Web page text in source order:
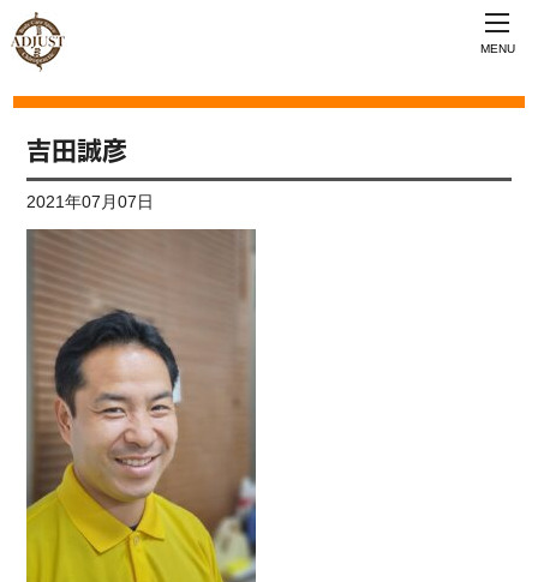
MENU
吉田誠彦
2021年07月07日